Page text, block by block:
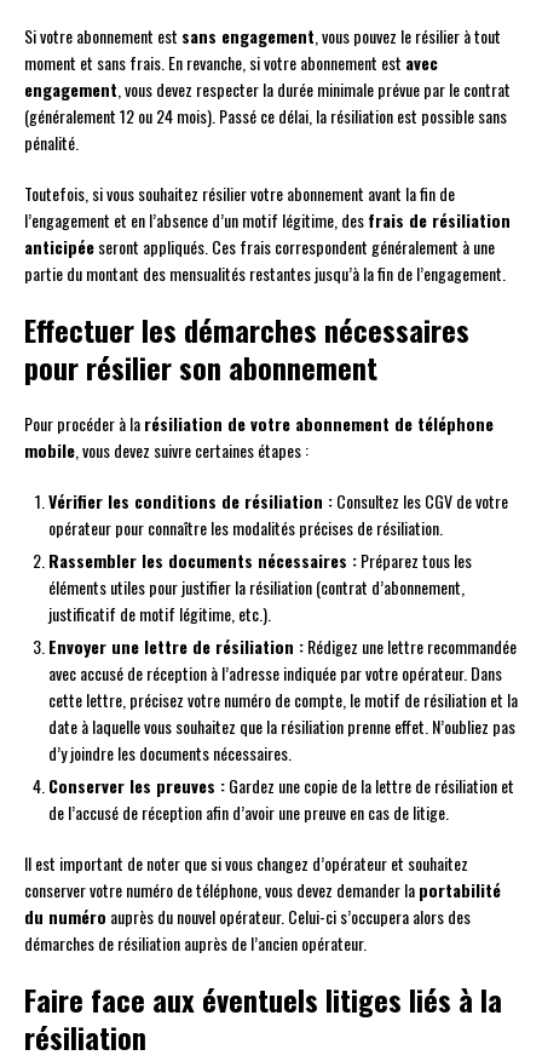
Si votre abonnement est sans engagement, vous pouvez le résilier à tout
moment et sans frais. En revanche, si votre abonnement est avec
engagement, vous devez respecter la durée minimale prévue par le contrat
(généralement 12 ou 24 mois). Passé ce délai, la résiliation est possible sans
pénalité.
Toutefois, si vous souhaitez résilier votre abonnement avant la fin de
l’engagement et en l’absence d’un motif légitime, desfrais de résiliation
anticipéeseront appliqués. Ces frais correspondent généralement à une
partie du montant des mensualités restantes jusqu’à la fin de l’engagement.
Effectuer les démarches nécessaires
pour résilier son abonnement
Pour procéder à larésiliation de votre abonnement de téléphone
mobile, vous devez suivre certaines étapes :
Vérifier les conditions de résiliation :Consultez les CGV de votre
opérateur pour connaître les modalités précises de résiliation.
Rassembler les documents nécessaires :Préparez tous les
éléments utiles pour justifier la résiliation (contrat d’abonnement,
justificatif de motif légitime, etc.).
Envoyer une lettre de résiliation :Rédigez une lettre recommandée
avec accusé de réception à l’adresse indiquée par votre opérateur. Dans
cette lettre, précisez votre numéro de compte, le motif de résiliation et la
date à laquelle vous souhaitez que la résiliation prenne effet. N’oubliez pas
d’y joindre les documents nécessaires.
Conserver les preuves :Gardez une copie de la lettre de résiliation et
de l’accusé de réception afin d’avoir une preuve en cas de litige.
Il est important de noter que si vous changez d’opérateur et souhaitez
conserver votre numéro de téléphone, vous devez demander laportabilité
du numéro auprès du nouvel opérateur. Celui-ci s’occupera alors des
démarches de résiliation auprès de l’ancien opérateur.
Faire face aux éventuels litiges liés à la
résiliation